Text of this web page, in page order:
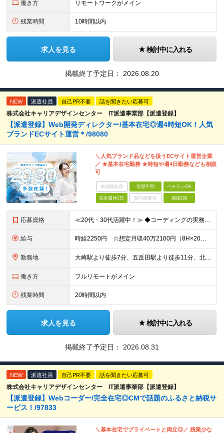
働き方 リモートワークがメイン
残業時間 10時間以内
求人を見る 検討中に入れる
掲載終了予定日： 2026.08.20
NEW 派遣社員 自己PR不要 話を聞きたい応募可
株式会社キャリアデザインセンター IT派遣事業部【派遣登録】
【派遣登録】Web開発ディレクター/基本在宅◎週4時短OK！人気
ブランドECサイト運営＊/98080
＼人気ブランド品などを扱うECサイト運営企業
／ ★基本在宅勤務 ★時短や週4日勤務なども相談
可
未経験歓迎 学歴不問 ベテランOK
完全週休2日 賞与複数月 面接1回
応募資格 ≪20代・30代活躍中！≫ ◆コーディングの実務経験（HTML/CSS、JavaScript、PHPの知識） ◆進行管理の経験 ※ブランクがある方やこれまでのご経験に自信がない方も、まずはお気軽にご
給与 時給2250円 ☆想定月収40万2100円（8H×20日＋残業15H） ※交通費全額支給 ※在宅日数に応じて、在宅勤務手当あり
勤務地 大崎駅より徒歩7分、五反田駅より徒歩11分、北品川駅より徒歩16分 ▼服装：オフィスカジュアル ▼働き方：基本在宅勤務 ※業務に慣れるまでは出社になります。 ※月に1～4回程度は出社が発生します。
働き方 フルリモートがメイン
残業時間 20時間以内
求人を見る 検討中に入れる
掲載終了予定日： 2026.08.31
NEW 派遣社員 自己PR不要 話を聞きたい応募可
株式会社キャリアデザインセンター IT派遣事業部【派遣登録】
【派遣登録】Webコーダー/完全在宅◎CMで話題のふるさと納税サ
ービス！/97833
＼基本在宅でプライベートと両立◎／ 残業少な